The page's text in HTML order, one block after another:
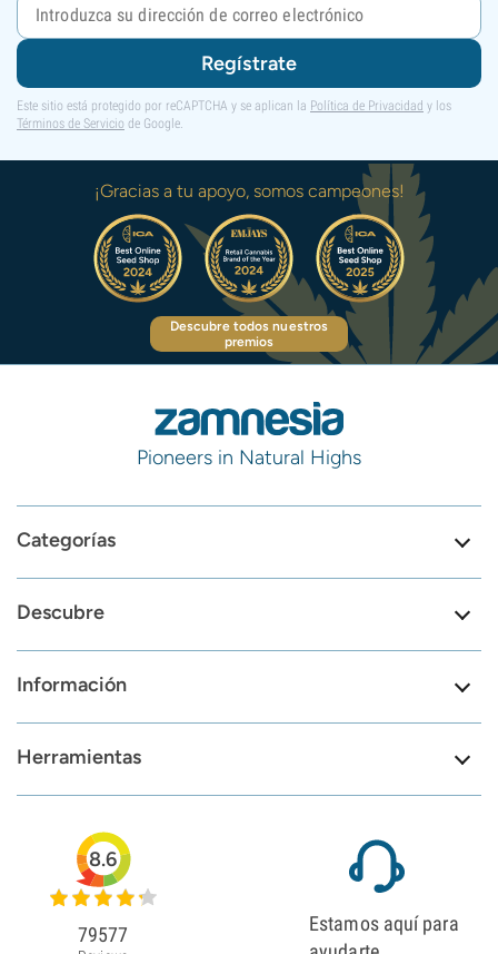
Regístrate
Este sitio está protegido por reCAPTCHA y se aplican la Política de Privacidad y los
Términos de Servicio de Google.
¡Gracias a tu apoyo, somos campeones!
Descubre todos nuestros
premios
Pioneers in Natural Highs
Categorías
Descubre
Información
Herramientas
8.6
79577
Estamos aquí para